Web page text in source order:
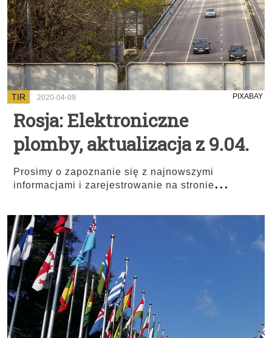
TIR 2020-04-09 PIXABAY
Rosja: Elektroniczne
plomby, aktualizacja z 9.04.
Prosimy o zapoznanie się z najnowszymi
informacjami i zarejestrowanie na stronie...